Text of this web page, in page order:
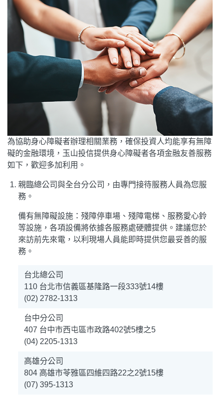
為協助身心障礙者辦理相關業務，確保投資人均能享有無障
礙的金融環境，玉山投信提供身心障礙者各項金融友善服務
如下，歡迎多加利用。
親臨總公司與全台分公司，由專門接待服務人員為您服
務。
備有無障礙設施：殘障停車場、殘障電梯、服務愛心鈴
等設施，各項設備將依據各服務處硬體提供。建議您於
來訪前先來電，以利現場人員能即時提供您最妥善的服
務。
台北總公司
110 台北市信義區基隆路一段333號14樓
(02) 2782-1313
台中分公司
407 台中市西屯區市政路402號5樓之5
(04) 2205-1313
高雄分公司
804 高雄市苓雅區四維四路22之2號15樓
(07) 395-1313